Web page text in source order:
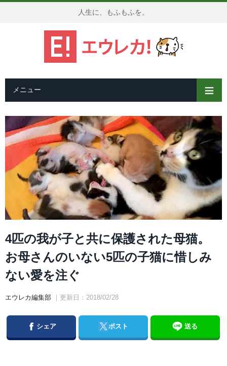
人生に、もふもふを。
メニュー
4匹の我が子と共に保護された母猫。
お母さんのいない5匹の子猫に惜しみ
ない愛を注ぐ
エウレカ編集部 ｜更新日：2018/02/28
Facebook
シェア Twitterポスト 送る